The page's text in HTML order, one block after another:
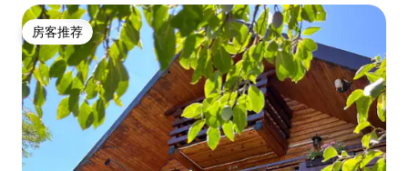
房客推荐
房客推荐